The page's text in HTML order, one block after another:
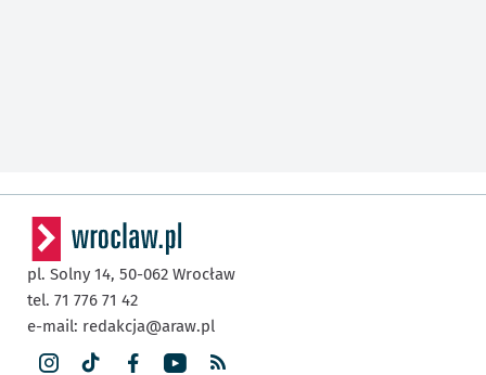
pl. Solny 14, 50-062 Wrocław
tel. 71 776 71 42
e-mail: redakcja@araw.pl